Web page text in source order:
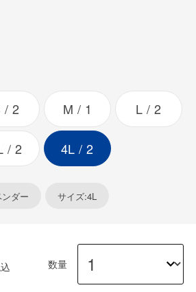
2 M 1 L 2
2 4L 2
ダー サイズ:4L
数量